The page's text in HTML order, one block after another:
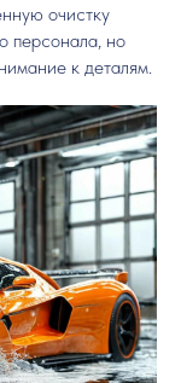
очистку
персонала, но
к деталям.